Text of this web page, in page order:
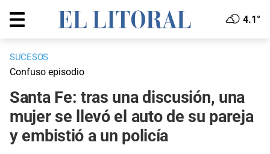
4.1°
SUCESOS
Confuso episodio
Santa Fe: tras una discusión, una
mujer se llevó el auto de su pareja
y embistió a un policía